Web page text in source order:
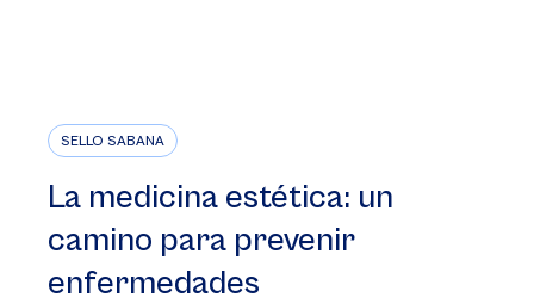
SELLO SABANA
La medicina estética: un
camino para prevenir
enfermedades